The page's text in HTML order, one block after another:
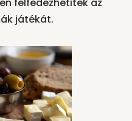
játékát.